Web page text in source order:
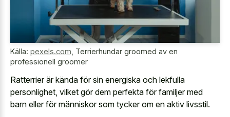
Källa: pexels.com Terrierhundar groomed av en
professionell groomer
Ratterrier är kända för sin energiska och lekfulla
personlighet, vilket gör dem perfekta för familjer med
barn eller för människor som tycker om en aktiv livsstil.